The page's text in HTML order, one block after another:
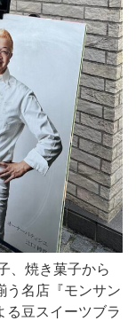
、焼き菓子から
う名店『モンサン
る豆スイーツブラ